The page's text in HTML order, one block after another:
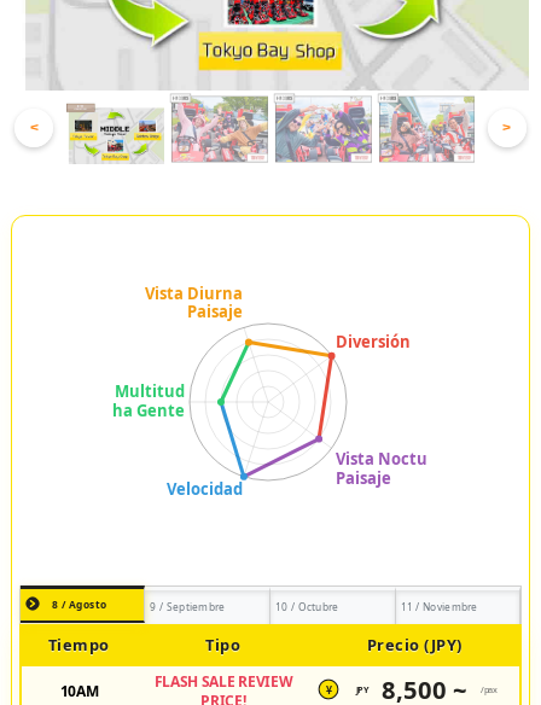
< >
8 / Agosto 9 / Septiembre 10 / Octubre 11 / Noviembre
Tiempo Tipo Precio (JPY)
10AM
FLASH SALE REVIEW
PRICE!
¥ JPY 8,500 ~ /pax